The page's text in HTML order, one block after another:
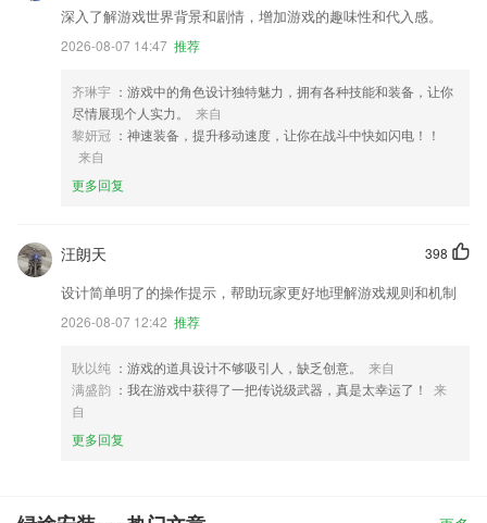
深入了解游戏世界背景和剧情，增加游戏的趣味性和代入感。
2026-08-07 14:47 推荐
齐琳宇 ：游戏中的角色设计独特魅力，拥有各种技能和装备，让你
尽情展现个人实力。
来自
黎妍冠 ：神速装备，提升移动速度，让你在战斗中快如闪电！！
来自
更多回复
398
汪朗天
设计简单明了的操作提示，帮助玩家更好地理解游戏规则和机制
2026-08-07 12:42 推荐
耿以纯 ：游戏的道具设计不够吸引人，缺乏创意。
来自
满盛韵 ：我在游戏中获得了一把传说级武器，真是太幸运了！
来
自
更多回复